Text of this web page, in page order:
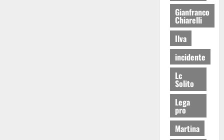
Gianfranco
Chiarelli
Ilva
incidente
Lc
Solito
Lega
pro
Martina